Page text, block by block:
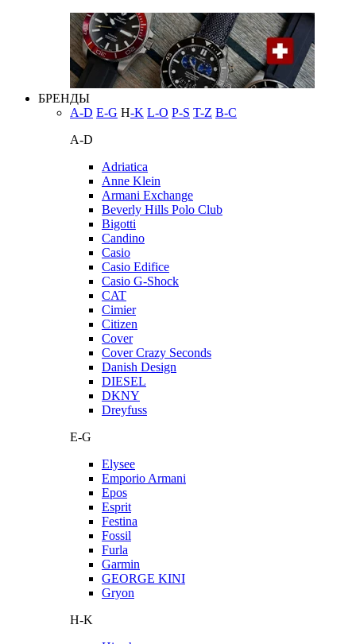
БРЕНДЫ
A-D E-G H-K L-O P-S T-Z В-С
A-D
Adriatica
Anne Klein
Armani Exchange
Beverly Hills Polo Club
Bigotti
Candino
Casio
Casio Edifice
Casio G-Shock
CAT
Cimier
Citizen
Cover
Cover Crazy Seconds
Danish Design
DIESEL
DKNY
Dreyfuss
E-G
Elysee
Emporio Armani
Epos
Esprit
Festina
Fossil
Furla
Garmin
GEORGE KINI
Gryon
H-K